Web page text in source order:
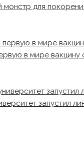
для
в мире вакцину
запустил